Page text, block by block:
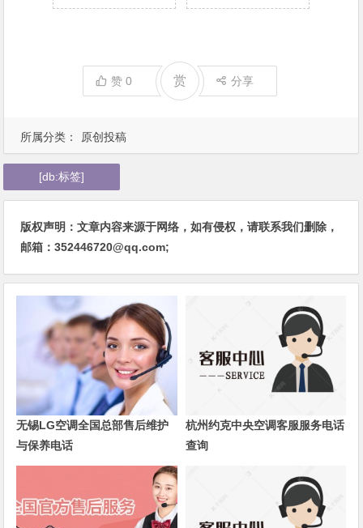
所属分类： 原创投稿
赞0 赏 分享
[db:标签]
版权声明：文章内容来源于网络，如有侵权，请联系我们删除，
邮箱：352446720@qq.com;
无锡LG空调全国总部售后维护
与保养电话
杭州约克中央空调客服服务电话
查询